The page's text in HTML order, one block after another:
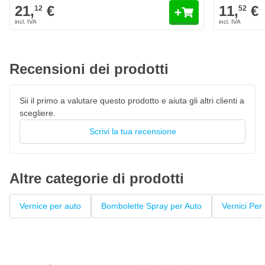
Il colore Lada 303 Agave Pearl Metallic è personalizzato
colori
La vernice High Solid garantisce un'elevata copertura
Penna laccata con pennello privo di pelucchi
Questo fondo può essere verniciato con
21,12 € 11,52 €
Recensioni dei prodotti
Sii il primo a valutare questo prodotto e aiuta gli altri clienti a
scegliere.
Scrivi la tua recensione
Altre categorie di prodotti
Vernice per auto Bombolette Spray per Auto Vernici Per